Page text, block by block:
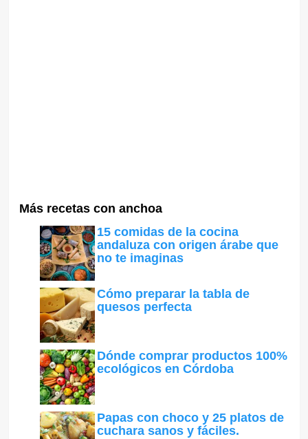
Más recetas con anchoa
15 comidas de la cocina
andaluza con origen árabe que
no te imaginas
Cómo preparar la tabla de
quesos perfecta
Dónde comprar productos 100%
ecológicos en Córdoba
Papas con choco y 25 platos de
cuchara sanos y fáciles.